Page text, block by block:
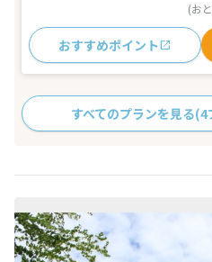
(お
おすすめポイント
すべてのプランを見る(4